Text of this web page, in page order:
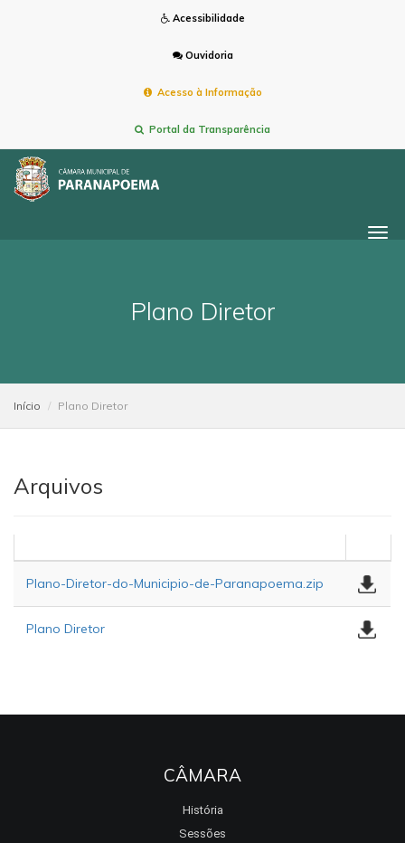
Acessibilidade
Ouvidoria
Acesso à Informação
Portal da Transparência
Plano Diretor
Início Plano Diretor
Arquivos
Plano-Diretor-do-Municipio-de-Paranapoema.zip
Plano Diretor
CÂMARA
História
Sessões